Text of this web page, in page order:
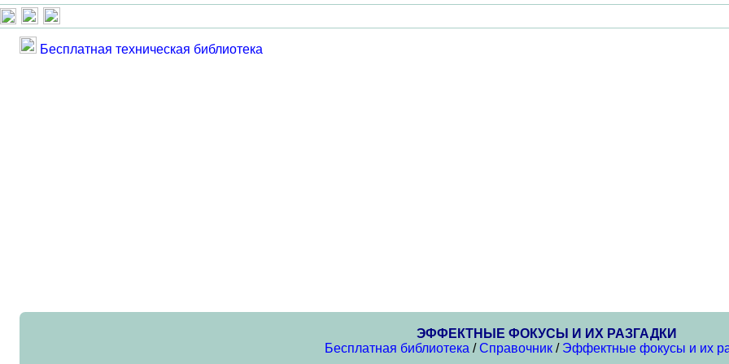
Бесплатная техническая библиотека
ЭФФЕКТНЫЕ ФОКУСЫ И ИХ РАЗГАДКИ
Бесплатная библиотека /Справочник/ Эффектные фокусы и их